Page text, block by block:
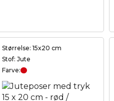
Størrelse: 15x20 cm
Stof: Jute
Farve: